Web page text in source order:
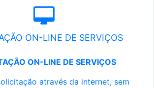
ON-LINE DE SERVIÇOS
ON-LINE DE SERVIÇOS
através da internet, sem